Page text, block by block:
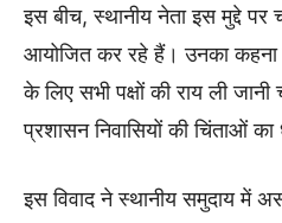
इस बीच, स्थानीय नेता इस मुद्दे
आयोजित कर रहे हैं। उनका कहना
के लिए सभी पक्षों की राय ली
प्रशासन निवासियों की चिंताओं का
इस विवाद ने स्थानीय समुदाय में